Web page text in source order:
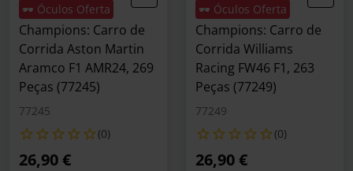
🕶️ Óculos Oferta
LEGO Speed
Champions: Carro de
Corrida Aston Martin
Aramco F1 AMR24, 269
Peças (77245)
77245
(0)
26,90 €
🕶️ Óculos Oferta
LEGO Speed
Champions: Carro de
Corrida Williams
Racing FW46 F1, 263
Peças (77249)
77249
(0)
26,90 €